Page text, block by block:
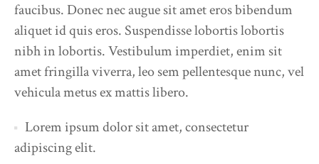
faucibus. Donec nec augue sit amet eros bibendum
aliquet id quis eros. Suspendisse lobortis lobortis
nibh in lobortis. Vestibulum imperdiet, enim sit
amet fringilla viverra, leo sem pellentesque nunc, vel
vehicula metus ex mattis libero.
Lorem ipsum dolor sit amet, consectetur
adipiscing elit.